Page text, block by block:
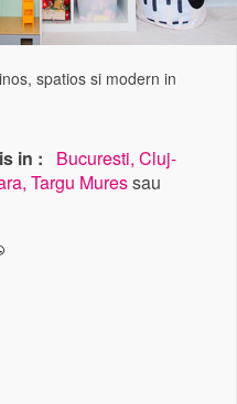
spatios si modern in
in : Bucuresti, Cluj-
Targu Muressau